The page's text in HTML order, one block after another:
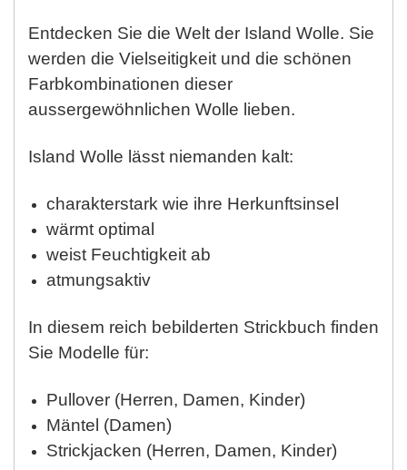
Entdecken Sie die Welt der Island Wolle. Sie
werden die Vielseitigkeit und die schönen
Farbkombinationen dieser
aussergewöhnlichen Wolle lieben.
Island Wolle lässt niemanden kalt:
charakterstark wie ihre Herkunftsinsel
wärmt optimal
weist Feuchtigkeit ab
atmungsaktiv
In diesem reich bebilderten Strickbuch finden
Sie Modelle für:
Pullover (Herren, Damen, Kinder)
Mäntel (Damen)
Strickjacken (Herren, Damen, Kinder)